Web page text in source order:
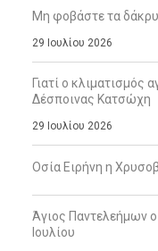
Μη φοβάστε τα
29 Ιουλίου 2026
Γιατί ο κλιματισμός
Δέσποινας Κατσώχη
29 Ιουλίου 2026
Οσία Ειρήνη η
Άγιος Παντελεήμων
Ιουλίου